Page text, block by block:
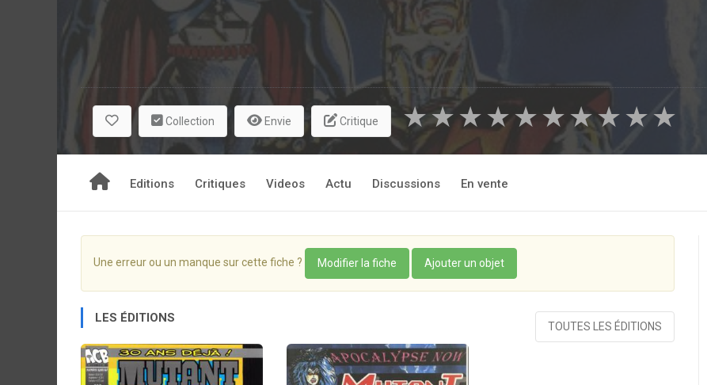
Collection Envie Critique ★
★
★
★
★
★
★
★
★
★
Editions Critiques Videos Actu Discussions En vente
Une erreur ou un manque sur cette fiche ? Modifier la fiche Ajouter un objet
LES ÉDITIONS
TOUTES LES ÉDITIONS